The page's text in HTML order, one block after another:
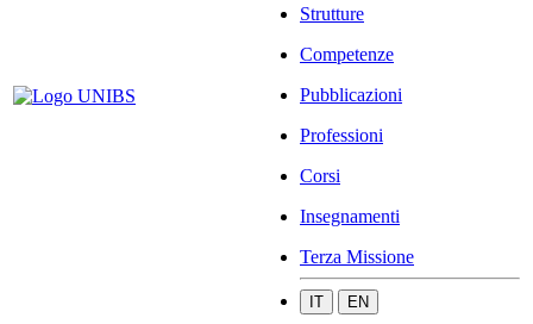
Strutture
Competenze
Pubblicazioni
Professioni
Corsi
Insegnamenti
Terza Missione
IT EN